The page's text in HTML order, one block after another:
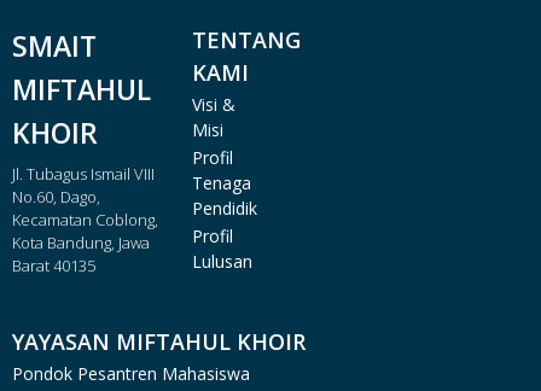
SMAIT
MIFTAHUL
KHOIR
Jl. Tubagus Ismail VIII
No.60, Dago,
Kecamatan Coblong,
Kota Bandung, Jawa
Barat 40135
TENTANG
KAMI
Visi &
Misi
Profil
Tenaga
Pendidik
Profil
Lulusan
YAYASAN MIFTAHUL KHOIR
Pondok Pesantren Mahasiswa